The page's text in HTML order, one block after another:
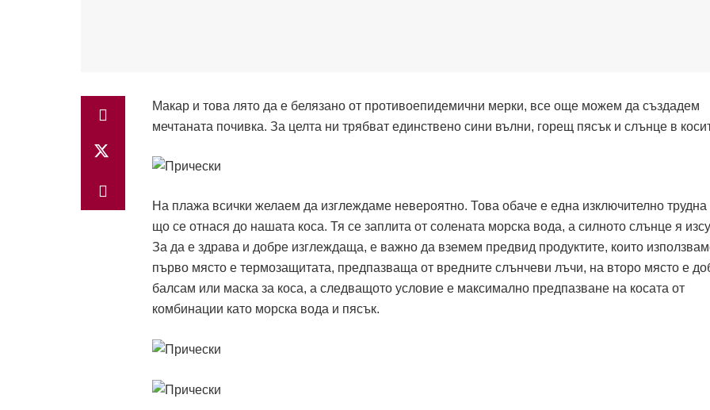
Макар и това лято да е белязано от противоепидемични мерки, все още можем да създадем
мечтаната почивка. За целта ни трябват единствено сини вълни, горещ пясък и слънце в
На плажа всички желаем да изглеждаме невероятно. Това обаче е една изключително трудна
що се отнася до нашата коса. Тя се заплита от солената морска вода, а силното слънце я
За да e здрава и добре изглеждаща, е важно да вземем предвид продуктите, които
първо място е термозащитата, предпазваща от вредните слънчеви лъчи, на второ място е
балсам или маска за коса, а следващото условие е максимално предпазване на косата от
комбинации като морска вода и пясък.